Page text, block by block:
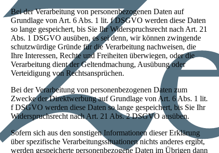
Bei der Verarbeitung von personenbezogenen Daten auf
Grundlage von Art. 6 Abs. 1 lit. f DSGVO werden diese Daten
so lange gespeichert, bis Sie Ihr Widerspruchsrecht nach Art. 21
Abs. 1 DSGVO ausüben, es sei denn, wir können zwingende
schutzwürdige Gründe für die Verarbeitung nachweisen, die
Ihre Interessen, Rechte und Freiheiten überwiegen, oder die
Verarbeitung dient der Geltendmachung, Ausübung oder
Verteidigung von Rechtsansprüchen.
Bei der Verarbeitung von personenbezogenen Daten zum
Zwecke der Direktwerbung auf Grundlage von Art. 6 Abs. 1 lit.
f DSGVO werden diese Daten so lange gespeichert, bis Sie Ihr
Widerspruchsrecht nach Art. 21 Abs. 2 DSGVO ausüben.
Sofern sich aus den sonstigen Informationen dieser Erklärung
über spezifische Verarbeitungssituationen nichts anderes ergibt,
werden gespeicherte personenbezogene Daten im Übrigen dann